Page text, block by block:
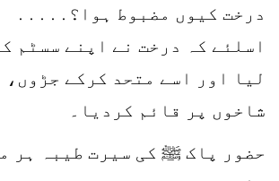
درخت کیوں مضبوط ہوا؟․․․․․
اسلئے کہ درخت نے اپنے سسٹم
لیا اور اسے متحد کرکے جڑوں،
شاخوں پر قائم کردیا۔
حضور پاک ﷺ کی سیرت طیبہ ہر